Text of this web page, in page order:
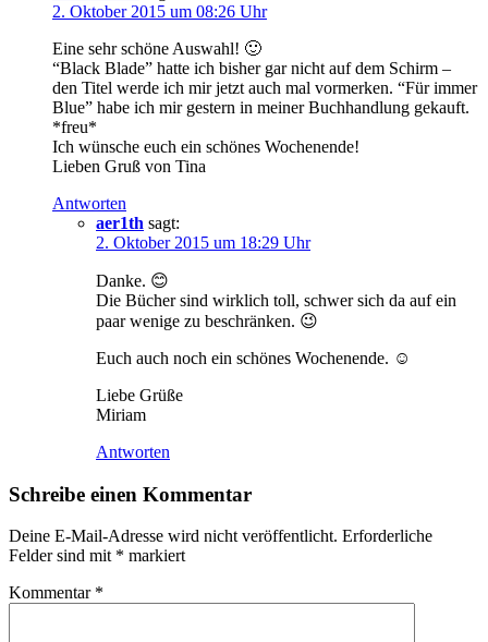
2. Oktober 2015 um 08:26 Uhr
Eine sehr schöne Auswahl! 🙂
“Black Blade” hatte ich bisher gar nicht auf dem Schirm –
den Titel werde ich mir jetzt auch mal vormerken. “Für immer
Blue” habe ich mir gestern in meiner Buchhandlung gekauft.
*freu*
Ich wünsche euch ein schönes Wochenende!
Lieben Gruß von Tina
Antworten
aer1th sagt:
2. Oktober 2015 um 18:29 Uhr
Danke. 😊
Die Bücher sind wirklich toll, schwer sich da auf ein
paar wenige zu beschränken. 😉
Euch auch noch ein schönes Wochenende. ☺
Liebe Grüße
Miriam
Antworten
Schreibe einen Kommentar
Deine E-Mail-Adresse wird nicht veröffentlicht. Erforderliche
Felder sind mit * markiert
Kommentar *